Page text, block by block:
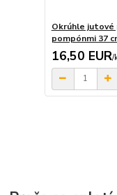
Okrúhle
pompónmi 37
16,50 EUR/